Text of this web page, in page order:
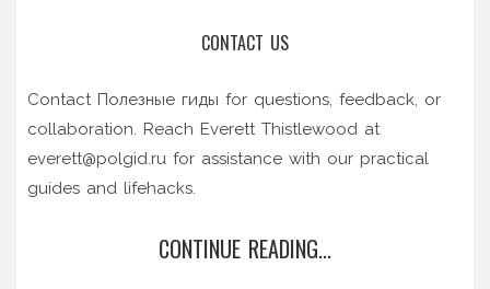
CONTACT US
Contact Полезные гиды for questions, feedback, or
collaboration. Reach Everett Thistlewood at
everett@polgid.ru for assistance with our practical
guides and lifehacks.
CONTINUE READING...